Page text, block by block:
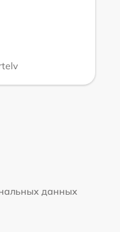
данных